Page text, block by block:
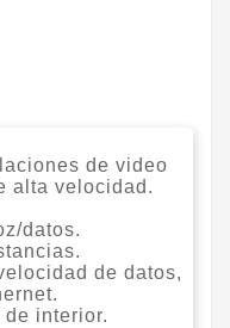
de video
alta velocidad.
datos.
de datos,
interior.